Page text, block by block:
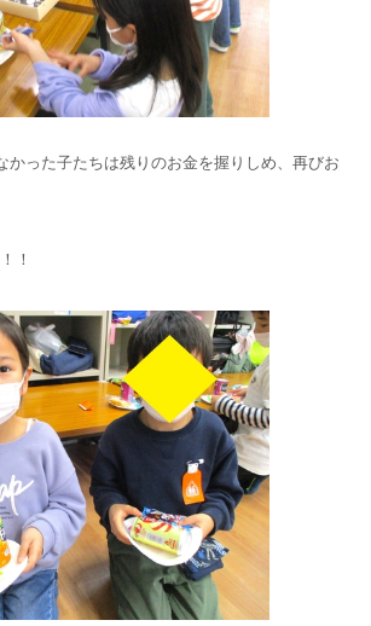
かった子たちは残りのお金を握りしめ、再びお
！